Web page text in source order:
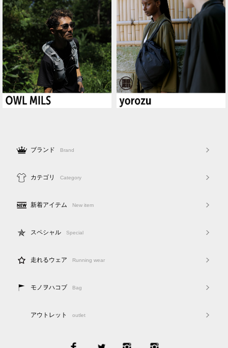
ブランド Brand
カテゴリ Category
新着アイテム New item
スペシャル Special
走れるウェア Running wear
モノヲハコブ Bag
アウトレット outlet